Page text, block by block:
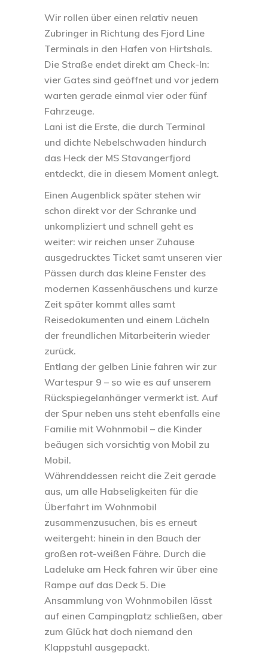
Wir rollen über einen relativ neuen
Zubringer in Richtung des Fjord Line
Terminals in den Hafen von Hirtshals.
Die Straße endet direkt am Check-In:
vier Gates sind geöffnet und vor jedem
warten gerade einmal vier oder fünf
Fahrzeuge.
Lani ist die Erste, die durch Terminal
und dichte Nebelschwaden hindurch
das Heck der MS Stavangerfjord
entdeckt, die in diesem Moment anlegt.
Einen Augenblick später stehen wir
schon direkt vor der Schranke und
unkompliziert und schnell geht es
weiter: wir reichen unser Zuhause
ausgedrucktes Ticket samt unseren vier
Pässen durch das kleine Fenster des
modernen Kassenhäuschens und kurze
Zeit später kommt alles samt
Reisedokumenten und einem Lächeln
der freundlichen Mitarbeiterin wieder
zurück.
Entlang der gelben Linie fahren wir zur
Wartespur 9 – so wie es auf unserem
Rückspiegelanhänger vermerkt ist. Auf
der Spur neben uns steht ebenfalls eine
Familie mit Wohnmobil – die Kinder
beäugen sich vorsichtig von Mobil zu
Mobil.
Währenddessen reicht die Zeit gerade
aus, um alle Habseligkeiten für die
Überfahrt im Wohnmobil
zusammenzusuchen, bis es erneut
weitergeht: hinein in den Bauch der
großen rot-weißen Fähre. Durch die
Ladeluke am Heck fahren wir über eine
Rampe auf das Deck 5. Die
Ansammlung von Wohnmobilen lässt
auf einen Campingplatz schließen, aber
zum Glück hat doch niemand den
Klappstuhl ausgepackt.